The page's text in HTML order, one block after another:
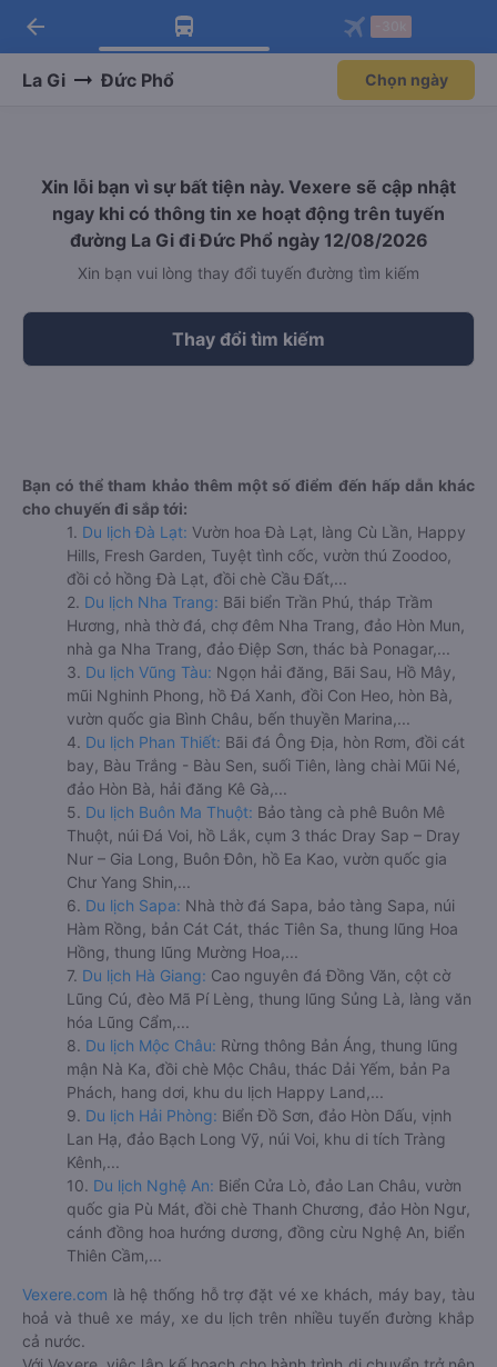
Tải app Vexere ngay!
Nhận ưu đãi thành viên độc
Mở app
Tải app Vexere
-30k/ghế khi đặt vé máy bay qua
Mở app
arrow_back
La Gi Đức Phổ Chọn ngày
Xin lỗi bạn vì sự bất tiện này. Vexere sẽ cập nhật
ngay khi có thông tin xe hoạt động trên tuyến
đường La Gi đi Đức Phổ ngày 12/08/2026
Xin bạn vui lòng thay đổi tuyến đường tìm kiếm
Thay đổi tìm kiếm
Bạn có thể tham khảo thêm một số điểm đến hấp dẫn khác
cho chuyến đi sắp tới:
1. Du lịch Đà Lạt: Vườn hoa Đà Lạt, làng Cù Lần, Happy
Hills, Fresh Garden, Tuyệt tình cốc, vườn thú Zoodoo,
đồi cỏ hồng Đà Lạt, đồi chè Cầu Đất,...
2. Du lịch Nha Trang: Bãi biển Trần Phú, tháp Trầm
Hương, nhà thờ đá, chợ đêm Nha Trang, đảo Hòn Mun,
nhà ga Nha Trang, đảo Điệp Sơn, thác bà Ponagar,...
3. Du lịch Vũng Tàu: Ngọn hải đăng, Bãi Sau, Hồ Mây,
mũi Nghinh Phong, hồ Đá Xanh, đồi Con Heo, hòn Bà,
vườn quốc gia Bình Châu, bến thuyền Marina,...
4. Du lịch Phan Thiết: Bãi đá Ông Địa, hòn Rơm, đồi cát
bay, Bàu Trắng - Bàu Sen, suối Tiên, làng chài Mũi Né,
đảo Hòn Bà, hải đăng Kê Gà,...
5. Du lịch Buôn Ma Thuột: Bảo tàng cà phê Buôn Mê
Thuột, núi Đá Voi, hồ Lắk, cụm 3 thác Dray Sap – Dray
Nur – Gia Long, Buôn Đôn, hồ Ea Kao, vườn quốc gia
Chư Yang Shin,...
6. Du lịch Sapa: Nhà thờ đá Sapa, bảo tàng Sapa, núi
Hàm Rồng, bản Cát Cát, thác Tiên Sa, thung lũng Hoa
Hồng, thung lũng Mường Hoa,...
7. Du lịch Hà Giang: Cao nguyên đá Đồng Văn, cột cờ
Lũng Cú, đèo Mã Pí Lèng, thung lũng Sủng Là, làng văn
hóa Lũng Cẩm,...
8. Du lịch Mộc Châu: Rừng thông Bản Áng, thung lũng
mận Nà Ka, đồi chè Mộc Châu, thác Dải Yếm, bản Pa
Phách, hang dơi, khu du lịch Happy Land,...
9. Du lịch Hải Phòng: Biển Đồ Sơn, đảo Hòn Dấu, vịnh
Lan Hạ, đảo Bạch Long Vỹ, núi Voi, khu di tích Tràng
Kênh,...
10. Du lịch Nghệ An: Biển Cửa Lò, đảo Lan Châu, vườn
quốc gia Pù Mát, đồi chè Thanh Chương, đảo Hòn Ngư,
cánh đồng hoa hướng dương, đồng cừu Nghệ An, biển
Thiên Cầm,...
Vexere.com là hệ thống hỗ trợ đặt vé xe khách, máy bay, tàu
hoả và thuê xe máy, xe du lịch trên nhiều tuyến đường khắp
cả nước.